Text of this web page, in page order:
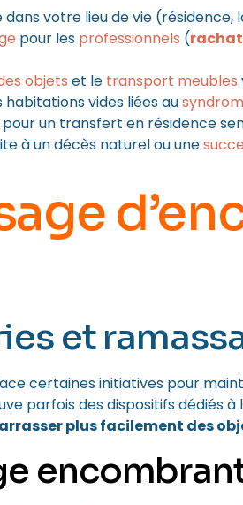
dans votre lieu de vie (résidence,
pour les professionnels (
objets et le transport meubles
habitations vides liées au
un transfert en résidence
à un décès naturel ou une
et
certaines initiatives pour
parfois des dispositifs dédiés
plus facilement des